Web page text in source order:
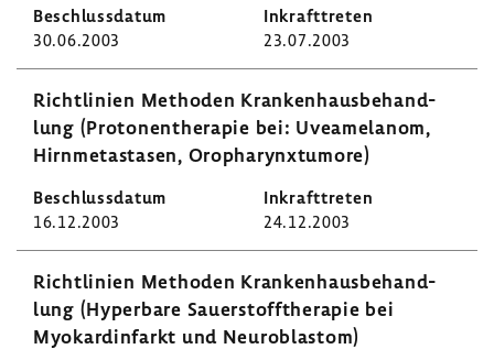
30.06.2003 23.07.2003
Richt­li­nien Methoden Kran­ken­haus­be­hand­
lung (Proto­nen­the­rapie bei: Uvea­me­l­anom,
Hirn­me­ta­stasen, Oropha­rynxt­u­more)
16.12.2003 24.12.2003
Richt­li­nien Methoden Kran­ken­haus­be­hand­
lung (Hyper­bare Sauer­stoff­the­rapie bei
Myokard­in­farkt und Neuro­blastom)